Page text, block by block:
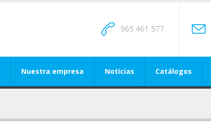
965 461 577
Nuestra empresa Noticias Catálogos